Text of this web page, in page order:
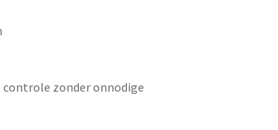
controle zonder onnodige